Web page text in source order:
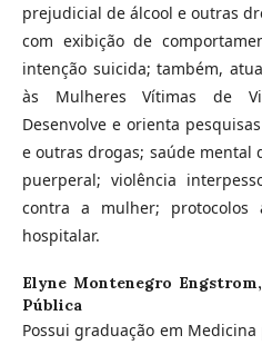
prejudicial de álcool e outras
com exibição de
intenção suicida; também,
às Mulheres Vítimas de
Desenvolve e orienta
e outras drogas; saúde mental
puerperal; violência
contra a mulher; protocolos
hospitalar.
Elyne Montenegro Engstrom,
Pública
Possui graduação em